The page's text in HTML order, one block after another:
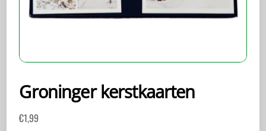
Groninger kerstkaarten
€1,99